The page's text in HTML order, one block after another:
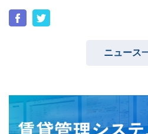
ニュース